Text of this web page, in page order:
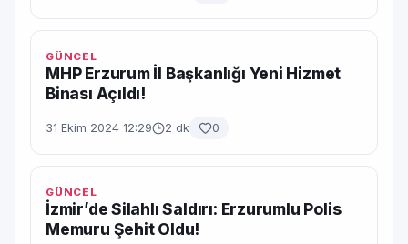
GÜNCEL
MHP Erzurum İl Başkanlığı Yeni Hizmet
Binası Açıldı!
31 Ekim 2024 12:29 2 dk 0
GÜNCEL
İzmir’de Silahlı Saldırı: Erzurumlu Polis
Memuru Şehit Oldu!